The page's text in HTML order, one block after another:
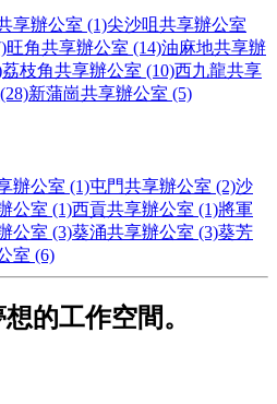
享辦公室 (1)尖沙咀共享辦公室
旺角共享辦公室 (14)油麻地共享辦
荔枝角共享辦公室 (10)西九龍共享
新蒲崗共享辦公室 (5)
辦公室 (1)屯門共享辦公室 (2)沙
公室 (1)西貢共享辦公室 (1)將軍
公室 (3)葵涌共享辦公室 (3)葵芳
室 (6)
的工作空間。